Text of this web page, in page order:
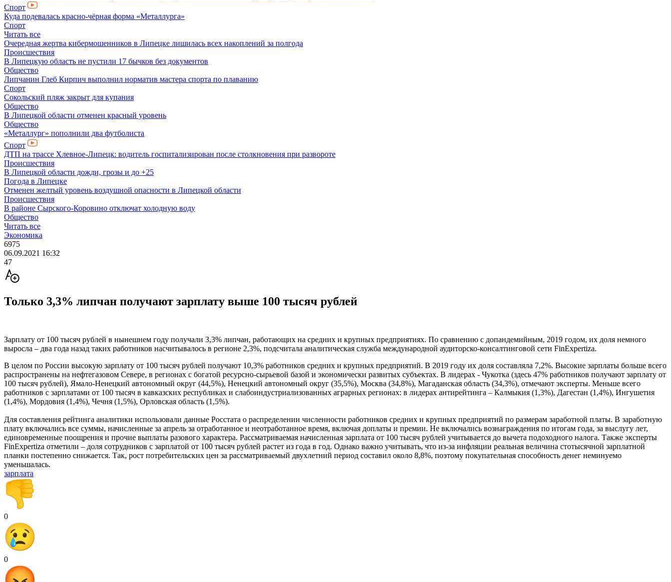
Спорт
Куда подевалась красно-чёрная форма «Металлурга»
Спорт
Читать все
Очередная жертва кибермошенников в Липецке лишилась всех накоплений за полгода
Происшествия
В Липецкую область не пустили 17 бычков без документов
Общество
Липчанин Глеб Кирпич выполнил норматив мастера спорта по плаванию
Спорт
Сокольский пляж закрыт для купания
Общество
В Липецкой области отменен красный уровень
Общество
«Металлург» пополнили два футболиста
Спорт
ДТП на трассе Хлевное-Липецк: водитель госпитализирован после столкновения при развороте
Происшествия
В Липецкой области дожди, грозы и до +25
Погода в Липецке
Отменен желтый уровень воздушной опасности в Липецкой области
Происшествия
В районе Сырского-Коровино отключат холодную воду
Общество
Читать все
Экономика
6975
06.09.2021 16:32
47
Только 3,3% липчан получают зарплату выше 100 тысяч рублей
Зарплату от 100 тысяч рублей в нынешнем году получали 3,3% липчан, работающих на средних и крупных предприятиях. По сравнению с допандемийным, 2019 годом, их доля немного
выросла – два года назад таких работников насчитывалось в регионе 2,3%, подсчитала аналитическая служба международной аудиторско-консалтинговой сети FinExpertiza.
В целом по России высокую зарплату от 100 тысяч рублей получают 10,3% работников средних и крупных предприятий. В 2019 году их доля составляла 7,2%. Высокие зарплаты больше всего
распространены на нефтегазовом Севере, в регионах с богатой ресурсно-сырьевой базой и экономически развитых субъектах. В лидерах - Чукотка (здесь 47% работников получают зарплату от
100 тысяч рублей), Ямало-Ненецкий автономный округ (44,5%), Ненецкий автономный округ (35,5%), Москва (34,8%), Магаданская область (34,3%), отмечают эксперты. Меньше всего
работников с зарплатами от 100 тысяч в кавказских республиках и слабоиндустриализованных аграрных регионах: в лидерах антирейтинга – Калмыкия (1,3%), Дагестан (1,4%), Ингушетия
(1,4%), Мордовия (1,4%), Чечня (1,5%), Орловская область (1,5%).
Для составления рейтинга аналитики использовали данные Росстата о распределении численности работников средних и крупных предприятий по размерам заработной платы. В заработную
плату включались все суммы, начисленные за апрель за отработанное и неотработанное время, включая доплаты и премии. Не включались вознаграждения по итогам года, за выслугу лет,
единовременные поощрения и прочие выплаты разового характера. Рассматриваемая начисленная зарплата от 100 тысяч рублей учитывается до вычета подоходного налога. Также эксперты
FinExpertiza отметили – доля сотрудников с зарплатой от 100 тысяч рублей растет из года в год. Однако важно учитывать, что из-за инфляции реальная величина стотысячной зарплатной
планки постепенно снижается. Так, рост потребительских цен за рассматриваемый двухлетний период составил около 8,8%, поэтому покупательная способность денег неминуемо
уменьшалась.
зарплата
0
0